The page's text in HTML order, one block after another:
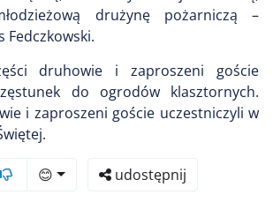
drużynę pożarniczą –
Fedczkowski.
druhowie i zaproszeni goście
do ogrodów klasztornych.
i zaproszeni goście uczestniczyli w
😊 udostępnij